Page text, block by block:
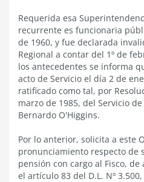
Requerida esa
recurrente es funcionaria
de 1960, y fue declarada
Regional a contar del 1º de
los antecedentes se informa
acto de Servicio el día 2 de
ratificado como tal, por
marzo de 1985, del Servicio
Bernardo O'Higgins.
Por lo anterior, solicita a este
pronunciamiento respecto de
pensión con cargo al Fisco,
el artículo 83 del D.L. Nº